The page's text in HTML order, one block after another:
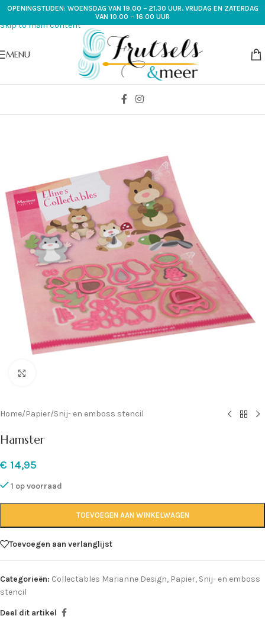
Skip to navigation
Skip to main content
OPENINGSTIJDEN: WOENSDAG VAN 19.00 – 21.30 UUR, VRIJDAG EN ZATERDAG
VAN 10.00 – 16.00 UUR
MENU
Home/Papier/Snij- en emboss stencil
Hamster
€ 14,95
1 op voorraad
TOEVOEGEN AAN WINKELWAGEN
Toevoegen aan verlanglijst
Categorieën: Collectables Marianne Design, Papier, Snij- en emboss
stencil
Deel dit artikel